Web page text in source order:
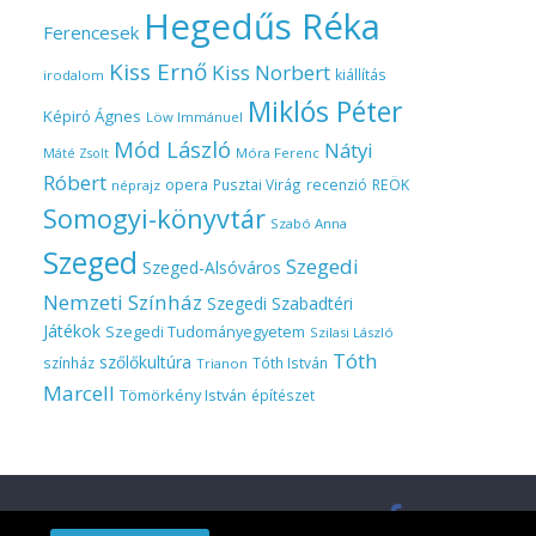
Ferencesek Hegedűs Réka
irodalom Kiss Ernő Kiss Norbert kiállítás
Képiró Ágnes Löw Immánuel Miklós Péter
Máté Zsolt Mód László Móra Ferenc Nátyi
Róbert néprajz opera Pusztai Virág recenzió REÖK
Somogyi-könyvtár Szabó Anna
Szeged Szeged-Alsóváros Szegedi
Nemzeti Színház Szegedi Szabadtéri
Játékok Szegedi Tudományegyetem Szilasi László
színház szőlőkultúra Trianon Tóth István Tóth
Marcell Tömörkény István építészet